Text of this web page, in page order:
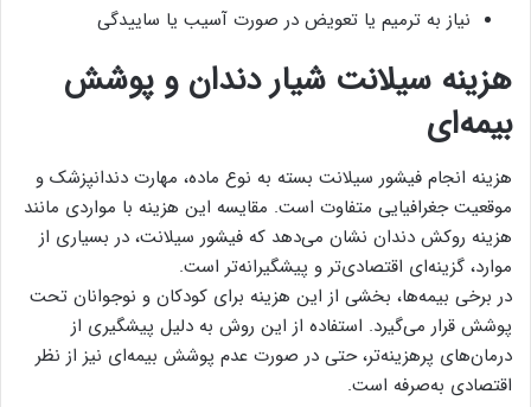
نیاز به ترمیم یا تعویض در صورت آسیب یا ساییدگی
هزینه سیلانت شیار دندان و پوشش
بیمه‌ای
هزینه انجام فیشور سیلانت بسته به نوع ماده، مهارت دندانپزشک و
موقعیت جغرافیایی متفاوت است. مقایسه این هزینه با مواردی مانند
هزینه روکش دندان نشان می‌دهد که فیشور سیلانت، در بسیاری از
موارد، گزینه‌ای اقتصادی‌تر و پیشگیرانه‌تر است.
در برخی بیمه‌ها، بخشی از این هزینه برای کودکان و نوجوانان تحت
پوشش قرار می‌گیرد. استفاده از این روش به دلیل پیشگیری از
درمان‌های پرهزینه‌تر، حتی در صورت عدم پوشش بیمه‌ای نیز از نظر
اقتصادی به‌صرفه است.